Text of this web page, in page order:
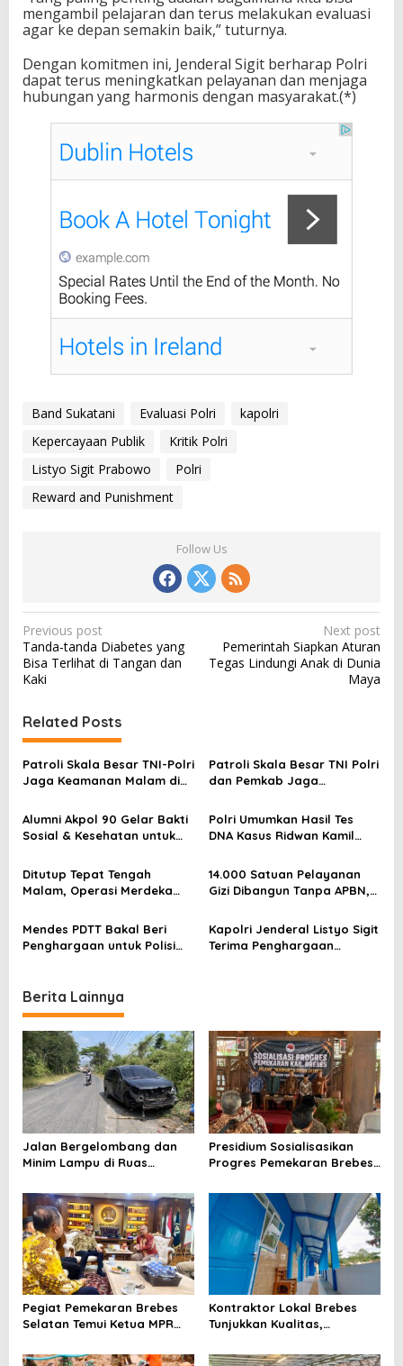
mengambil pelajaran dan terus melakukan evaluasi
agar ke depan semakin baik,” tuturnya.
Dengan komitmen ini, Jenderal Sigit berharap Polri
dapat terus meningkatkan pelayanan dan menjaga
hubungan yang harmonis dengan masyarakat.(*)
Band Sukatani Evaluasi Polri
kapolri
Kepercayaan Publik
Kritik Polri
Listyo Sigit Prabowo
Polri
Reward and Punishment
Follow Us
P
o
s
n
a
v
g
t
o
n
Previous post
Tanda-tanda Diabetes yang
Bisa Terlihat di Tangan dan
Kaki
Next post
Pemerintah Siapkan Aturan
Tegas Lindungi Anak di Dunia
Maya
Related Posts
Patroli Skala Besar TNI-Polri
Jaga Keamanan Malam di
Patroli Skala Besar TNI Polri
dan Pemkab Jaga
Alumni Akpol 90 Gelar Bakti
Sosial & Kesehatan untuk
Demak
Polri Umumkan Hasil Tes
DNA Kasus Ridwan Kamil
Ditutup Tepat Tengah
Malam, Operasi Merdeka
HUT RI ke-80
14.000 Satuan Pelayanan
Gizi Dibangun Tanpa APBN,
Rp28 Triliun
Mendes PDTT Bakal Beri
Penghargaan untuk Polisi
Kapolri Jenderal Listyo Sigit
Terima Penghargaan
Berita Lainnya
Jalan Bergelombang dan
Minim Lampu di Ruas
Telan Korban, Innova
Hantam Pohon di
Bantarkawung
Presidium Sosialisasikan
Progres Pemekaran Brebes
Pansus DPRD Jateng Jadi
Tahap Berikutnya
Pegiat Pemekaran Brebes
Selatan Temui Ketua MPR
Dukungan Urus Berkas ke
Kontraktor Lokal Brebes
Tunjukkan Kualitas,
Negeri Brebes Rampung